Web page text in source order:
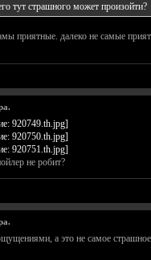
тут страшного может произойти?
приятные. далеко не самые
не робит?
а это не самое